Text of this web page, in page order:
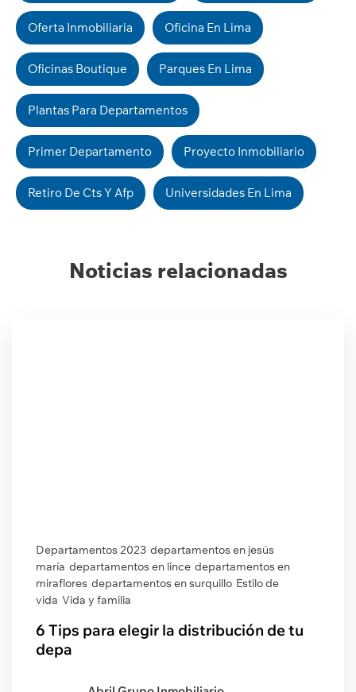
Oferta Inmobiliaria Oficina En Lima
Oficinas Boutique Parques En Lima
Plantas Para Departamentos
Primer Departamento Proyecto Inmobiliario
Retiro De Cts Y Afp Universidades En Lima
Noticias relacionadas
Departamentos 2023 departamentos en jesús
maría departamentos en lince departamentos en
miraflores departamentos en surquillo Estilo de
vida Vida y familia
6 Tips para elegir la distribución de tu
depa